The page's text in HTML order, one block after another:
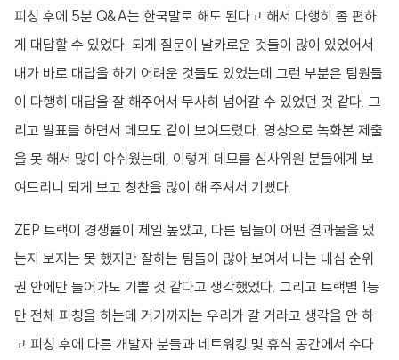
피칭 후에 5분 Q&A는 한국말로 해도 된다고 해서 다행히 좀 편하
게 대답할 수 있었다. 되게 질문이 날카로운 것들이 많이 있었어서
내가 바로 대답을 하기 어려운 것들도 있었는데 그런 부분은 팀원들
이 다행히 대답을 잘 해주어서 무사히 넘어갈 수 있었던 것 같다. 그
리고 발표를 하면서 데모도 같이 보여드렸다. 영상으로 녹화본 제출
을 못 해서 많이 아쉬웠는데, 이렇게 데모를 심사위원 분들에게 보
여드리니 되게 보고 칭찬을 많이 해 주셔서 기뻤다.
ZEP 트랙이 경쟁률이 제일 높았고, 다른 팀들이 어떤 결과물을 냈
는지 보지는 못 했지만 잘하는 팀들이 많아 보여서 나는 내심 순위
권 안에만 들어가도 기쁠 것 같다고 생각했었다. 그리고 트랙별 1등
만 전체 피칭을 하는데 거기까지는 우리가 갈 거라고 생각을 안 하
고 피칭 후에 다른 개발자 분들과 네트워킹 및 휴식 공간에서 수다